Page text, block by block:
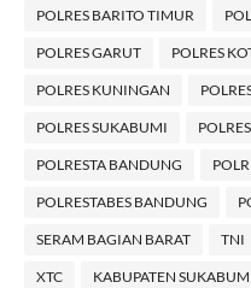
POLRES BARITO TIMUR
POLRES GARUT POLRES
POLRES KUNINGAN
POLRES SUKABUMI
POLRESTA BANDUNG
POLRESTABES BANDUNG
SERAM BAGIAN BARAT TNI
XTC KABUPATEN